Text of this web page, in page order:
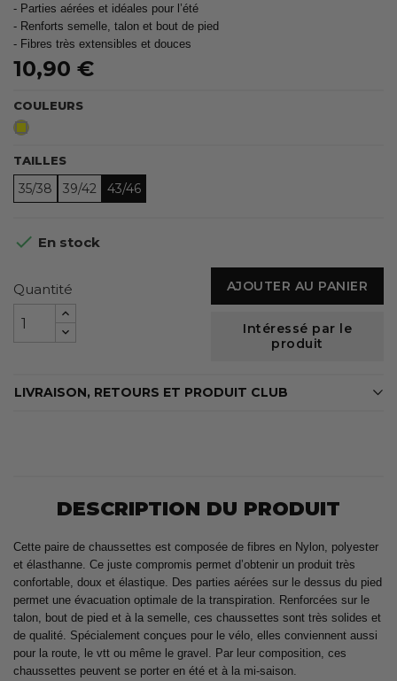
- Parties aérées et idéales pour l’été
- Renforts semelle, talon et bout de pied
- Fibres très extensibles et douces
10,90 €
COULEURS
Jaune
TAILLES
35/38 39/42 43/46
 En stock
Quantité AJOUTER AU PANIER
Intéressé par le
produit
LIVRAISON, RETOURS ET PRODUIT CLUB
DESCRIPTION DU PRODUIT
Cette paire de chaussettes est composée de fibres en Nylon, polyester
et élasthanne. Ce juste compromis permet d’obtenir un produit très
confortable, doux et élastique. Des parties aérées sur le dessus du pied
permet une évacuation optimale de la transpiration. Renforcées sur le
talon, bout de pied et à la semelle, ces chaussettes sont très solides et
de qualité. Spécialement conçues pour le vélo, elles conviennent aussi
pour la route, le vtt ou même le gravel. Par leur composition, ces
chaussettes peuvent se porter en été et à la mi-saison.